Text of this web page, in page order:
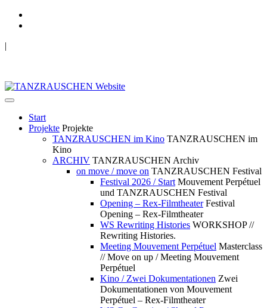
|
Start
Projekte Projekte
TANZRAUSCHEN im Kino TANZRAUSCHEN im
Kino
ARCHIV TANZRAUSCHEN Archiv
on move / move on TANZRAUSCHEN Festival
Festival 2026 / Start Mouvement Perpétuel
und TANZRAUSCHEN Festival
Opening – Rex-Filmtheater Festival
Opening – Rex-Filmtheater
WS Rewriting Histories WORKSHOP //
Rewriting Histories.
Meeting Mouvement Perpétuel Masterclass
// Move on up / Meeting Mouvement
Perpétuel
Kino / Zwei Dokumentationen Zwei
Dokumentationen von Mouvement
Perpétuel – Rex-Filmtheater